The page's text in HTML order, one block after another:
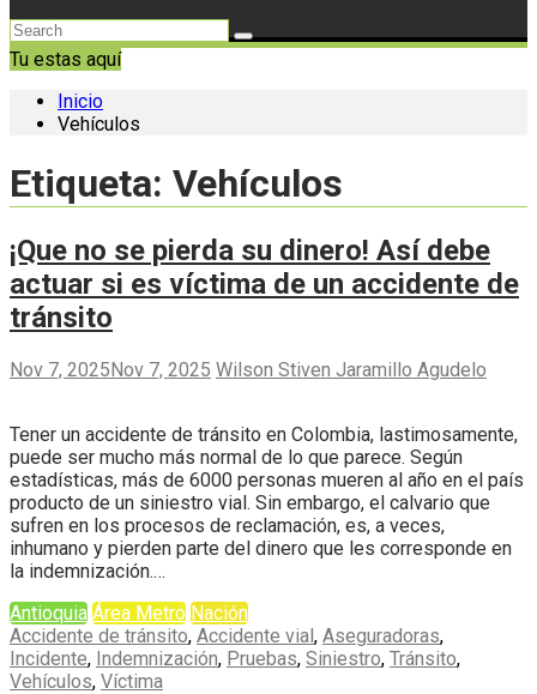
Tu estas aquí
Inicio
Vehículos
Etiqueta: Vehículos
¡Que no se pierda su dinero! Así debe
actuar si es víctima de un accidente de
tránsito
Nov 7, 2025Nov 7, 2025 Wilson Stiven Jaramillo Agudelo
Tener un accidente de tránsito en Colombia, lastimosamente,
puede ser mucho más normal de lo que parece. Según
estadísticas, más de 6000 personas mueren al año en el país
producto de un siniestro vial. Sin embargo, el calvario que
sufren en los procesos de reclamación, es, a veces,
inhumano y pierden parte del dinero que les corresponde en
la indemnización.…
Antioquia Área Metro Nación
Accidente de tránsito, Accidente vial, Aseguradoras,
Incidente, Indemnización, Pruebas, Siniestro, Tránsito,
Vehículos, Víctima